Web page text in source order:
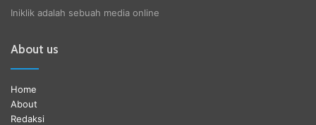
Iniklik adalah sebuah media online
About us
Home
About
Redaksi